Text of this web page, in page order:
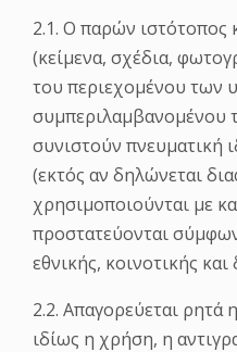
2.1. Ο παρών ιστότοπος
(κείμενα, σχέδια,
του περιεχομένου των
συμπεριλαμβανομένου
συνιστούν πνευματική
(εκτός αν δηλώνεται
χρησιμοποιούνται με
προστατεύονται
εθνικής, κοινοτικής
2.2. Απαγορεύεται ρητά
ιδίως η χρήση, η